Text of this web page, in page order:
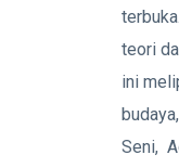
teori
ini
Seni,